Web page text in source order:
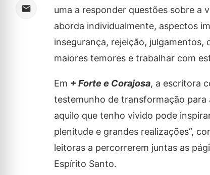
uma a responder questões sobre a
aborda individualmente, aspectos
insegurança, rejeição, julgamentos,
maiores temores e trabalhar com
Em + Forte e Corajosa, a escritora
testemunho de transformação para
aquilo que tenho vivido pode
plenitude e grandes realizações”,
leitoras a percorrerem juntas as
Espírito Santo.